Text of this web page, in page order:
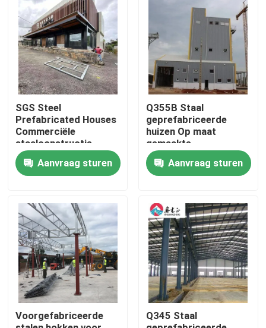
Huis
Producten
Over ons
SGS Steel
Prefabricated Houses
Commerciële
staalconstructie
Prefab huis
Aanvraag sturen
Q355B Staal
geprefabriceerde
huizen Op maat
gemaakte
geprefabriceerde
staalopslagplaats
Aanvraag sturen
Voorgefabriceerde
Q345 Staal